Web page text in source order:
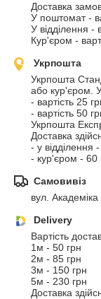
Доставка
У поштомат -
У відділення -
Кур'єром -
Укрпошта
Укрпошта
або кур'єром. У
- вартість 25
- вартість 50
Укрпошта
Доставка
- у відділення
- кур'єром - 60
Самовивіз
вул.
Delivery
Вартість
1м - 50 грн
2м - 85 грн
3м - 150 грн
5м - 230 грн
Доставка